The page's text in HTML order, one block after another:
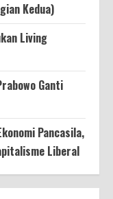
Kedua)
Living
Ganti
Pancasila,
Liberal